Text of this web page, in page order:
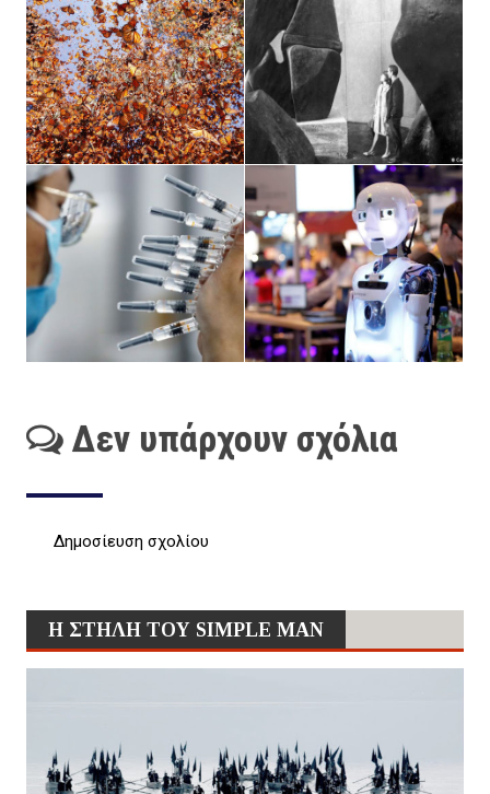
Δεν υπάρχουν σχόλια
Δημοσίευση σχολίου
Η ΣΤΗΛΗ ΤΟΥ SIMPLE MAN